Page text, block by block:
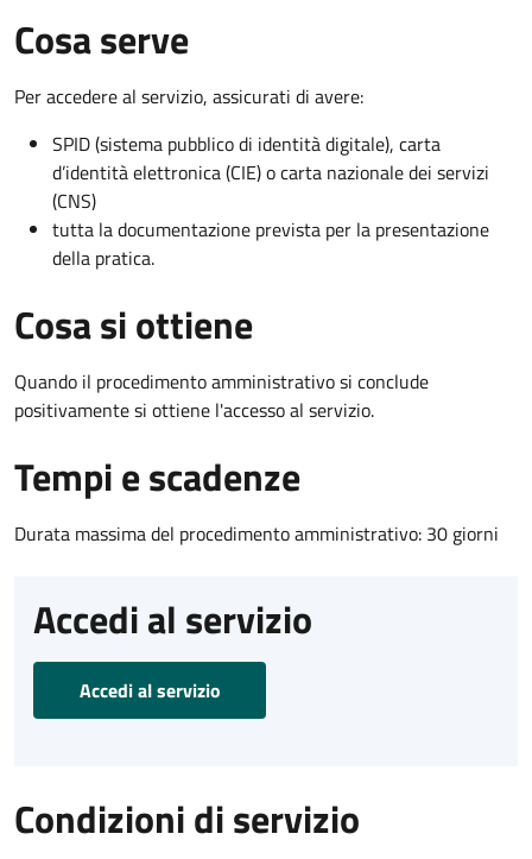
Cosa serve
Per accedere al servizio, assicurati di avere:
SPID (sistema pubblico di identità digitale), carta
d’identità elettronica (CIE) o carta nazionale dei servizi
(CNS)
tutta la documentazione prevista per la presentazione
della pratica.
Cosa si ottiene
Quando il procedimento amministrativo si conclude
positivamente si ottiene l'accesso al servizio.
Tempi e scadenze
Durata massima del procedimento amministrativo: 30 giorni
Accedi al servizio
Accedi al servizio
Condizioni di servizio